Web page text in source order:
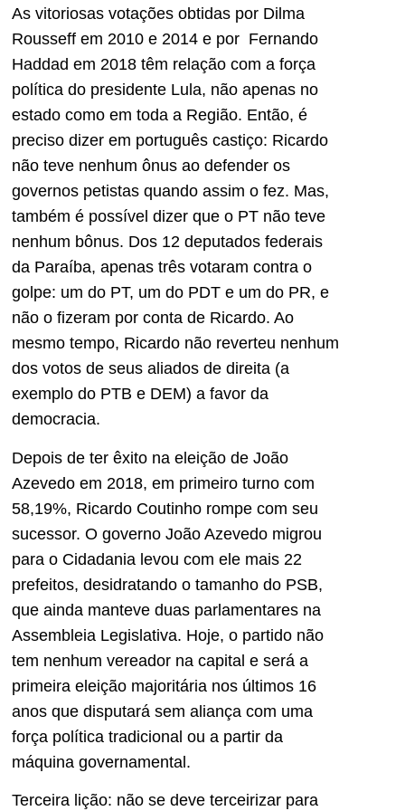
As vitoriosas votações obtidas por Dilma
Rousseff em 2010 e 2014 e por Fernando
Haddad em 2018 têm relação com a força
política do presidente Lula, não apenas no
estado como em toda a Região. Então, é
preciso dizer em português castiço: Ricardo
não teve nenhum ônus ao defender os
governos petistas quando assim o fez. Mas,
também é possível dizer que o PT não teve
nenhum bônus. Dos 12 deputados federais
da Paraíba, apenas três votaram contra o
golpe: um do PT, um do PDT e um do PR, e
não o fizeram por conta de Ricardo. Ao
mesmo tempo, Ricardo não reverteu nenhum
dos votos de seus aliados de direita (a
exemplo do PTB e DEM) a favor da
democracia.
Depois de ter êxito na eleição de João
Azevedo em 2018, em primeiro turno com
58,19%, Ricardo Coutinho rompe com seu
sucessor. O governo João Azevedo migrou
para o Cidadania levou com ele mais 22
prefeitos, desidratando o tamanho do PSB,
que ainda manteve duas parlamentares na
Assembleia Legislativa. Hoje, o partido não
tem nenhum vereador na capital e será a
primeira eleição majoritária nos últimos 16
anos que disputará sem aliança com uma
força política tradicional ou a partir da
máquina governamental.
Terceira lição: não se deve terceirizar para